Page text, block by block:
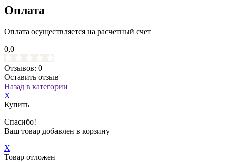
Оплата
Оплата осуществляется на расчетный счет
0,0
Отзывов: 0
Оставить отзыв
Назад в категории
X
Купить
Спасибо!
Ваш товар добавлен в корзину
X
Товар отложен